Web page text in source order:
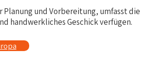
und Vorbereitung, umfasst die
handwerkliches Geschick verfügen.